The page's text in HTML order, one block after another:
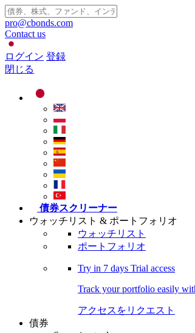
pro@cbonds.com
Contact us
ログイン 登録
閉じる
債券スクリーナー
ウォッチリスト & ポートフォリオ
ウォッチリスト
ポートフォリオ
Try in 7 days Trial access
Track your portfolio easily
アクセスをリクエスト
債券